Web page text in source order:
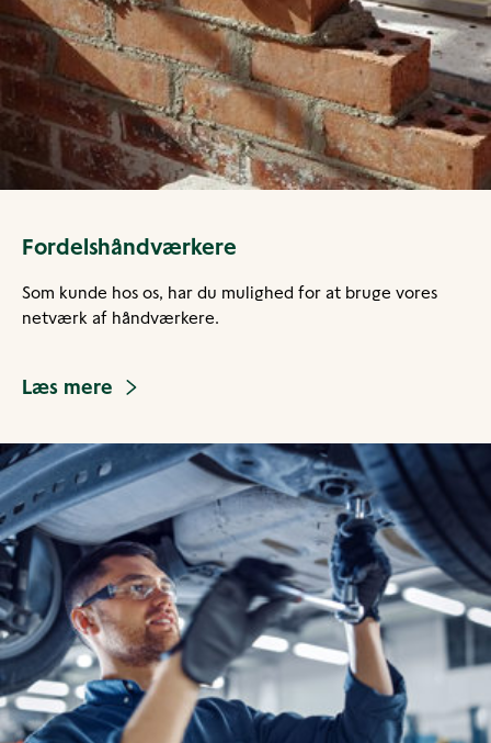
Fordelshåndværkere
Som kunde hos os, har du mulighed for at bruge vores
netværk af håndværkere.
Læs mere